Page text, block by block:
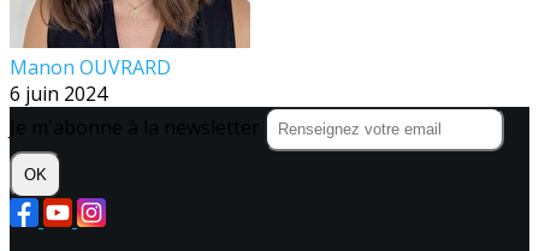
Manon OUVRARD
6 juin 2024
OK